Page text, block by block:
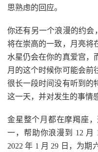
思熟虑的回应。
你还有另一个浪漫的约会
将在崇高的一致，月亮将
水星仍会在你的真爱宫，
月的这个时候你可能会前
很长一段时间没有听到的
这一天，并对发生的事情
金星整个月都在摩羯座
一，帮助你浪漫到 12 月
2022 年 1 月 29 日，为